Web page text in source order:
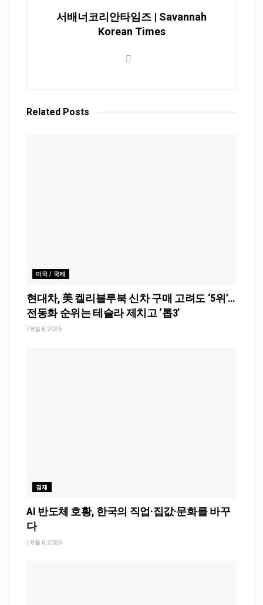
서배너코리안타임즈 | Savannah
Korean Times
Related Posts
미국 / 국제
현대차, 美 켈리블루북 신차 구매 고려도 ‘5위’…
전동화 순위는 테슬라 제치고 ‘톱3’
8월 6, 2026
경제
AI 반도체 호황, 한국의 직업·집값·문화를 바꾸
다
8월 6, 2026